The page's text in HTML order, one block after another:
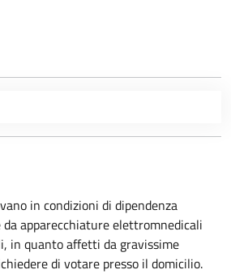
in condizioni di dipendenza
apparecchiature elettromnedicali
in quanto affetti da gravissime
di votare presso il domicilio.